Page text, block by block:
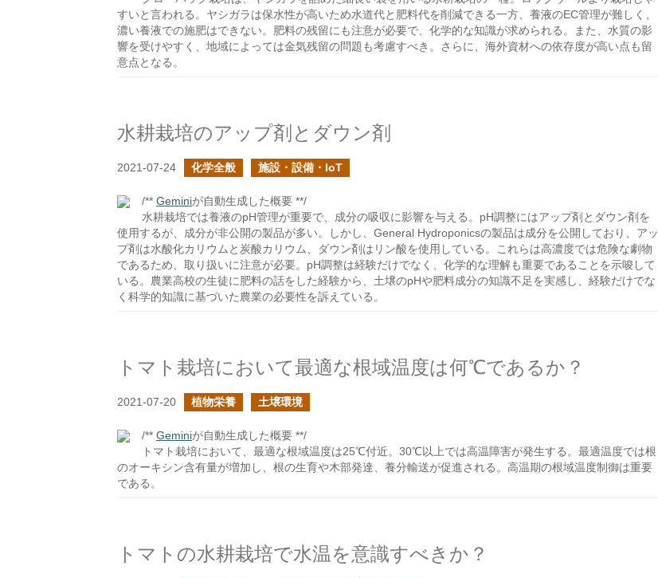
すいと言われる。ヤシガラは保水性が高いため水道代と肥料代を削減できる一方、養液のEC管理が難しく、
濃い養液での施肥はできない。肥料の残留にも注意が必要で、化学的な知識が求められる。また、水質の影
響を受けやすく、地域によっては金気残留の問題も考慮すべき。さらに、海外資材への依存度が高い点も留
意点となる。
水耕栽培のアップ剤とダウン剤
2021-07-24 化学全般 施設・設備・IoT
/** Geminiが自動生成した概要 **/
水耕栽培では養液のpH管理が重要で、成分の吸収に影響を与える。pH調整にはアップ剤とダウン剤を
使用するが、成分が非公開の製品が多い。しかし、General Hydroponicsの製品は成分を公開しており、アッ
プ剤は水酸化カリウムと炭酸カリウム、ダウン剤はリン酸を使用している。これらは高濃度では危険な劇物
であるため、取り扱いに注意が必要。pH調整は経験だけでなく、化学的な理解も重要であることを示唆して
いる。農業高校の生徒に肥料の話をした経験から、土壌のpHや肥料成分の知識不足を実感し、経験だけでな
く科学的知識に基づいた農業の必要性を訴えている。
トマト栽培において最適な根域温度は何℃であるか？
2021-07-20 植物栄養 土壌環境
/** Geminiが自動生成した概要 **/
トマト栽培において、最適な根域温度は25℃付近。30℃以上では高温障害が発生する。最適温度では根
のオーキシン含有量が増加し、根の生育や木部発達、養分輸送が促進される。高温期の根域温度制御は重要
である。
トマトの水耕栽培で水温を意識すべきか？